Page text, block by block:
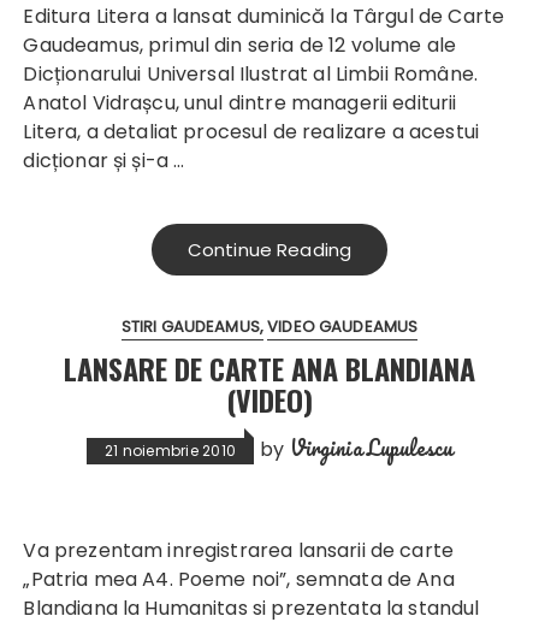
Editura Litera a lansat duminică la Târgul de Carte
Gaudeamus, primul din seria de 12 volume ale
Dicționarului Universal Ilustrat al Limbii Române.
Anatol Vidrașcu, unul dintre managerii editurii
Litera, a detaliat procesul de realizare a acestui
dicționar și și-a …
Continue Reading
STIRI GAUDEAMUS VIDEO GAUDEAMUS
LANSARE DE CARTE ANA BLANDIANA
(VIDEO)
21 noiembrie 2010 by Virginia Lupulescu
Va prezentam inregistrarea lansarii de carte
„Patria mea A4. Poeme noi”, semnata de Ana
Blandiana la Humanitas si prezentata la standul